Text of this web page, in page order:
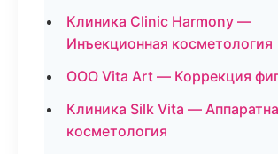
Клиника Clinic Harmony —
Инъекционная косметология
ООО Vita Art — Коррекция
Клиника Silk Vita —
косметология